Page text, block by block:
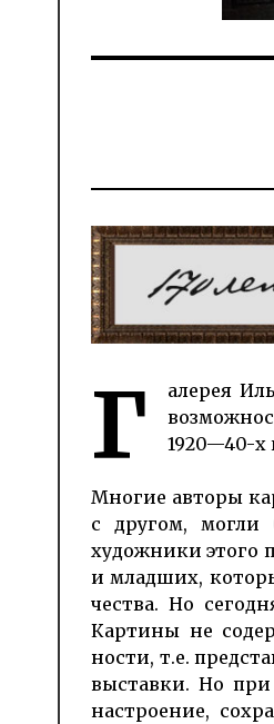
Г
алерея
1920—40-х
Многие авторы
с другом, могли
художники этого
и младших,
чества. Но
Картины не
ности, т.е.
выс­тавки. Но при
настроение,